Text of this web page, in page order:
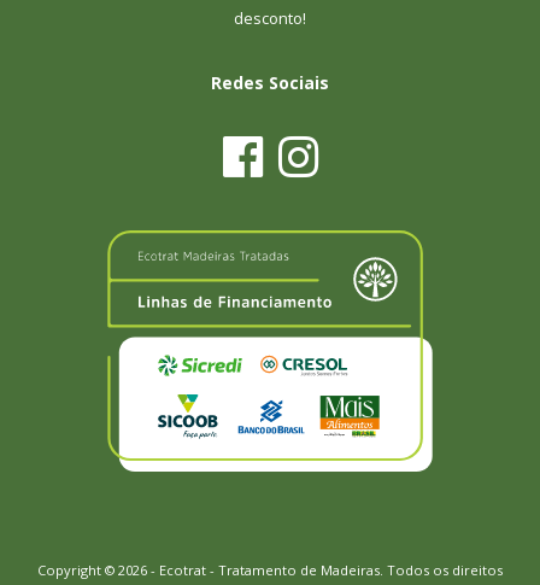
desconto!
Redes Sociais
Copyright © 2026 - Ecotrat - Tratamento de Madeiras. Todos os direitos